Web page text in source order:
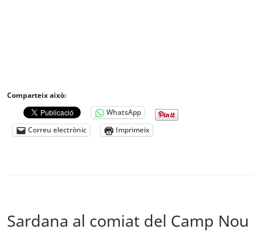
Comparteix això:
WhatsApp
Correu electrònic
Imprimeix
Sardana al comiat del Camp Nou